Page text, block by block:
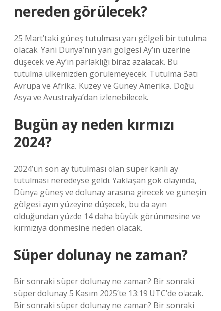
nereden görülecek?
25 Mart’taki güneş tutulması yarı gölgeli bir tutulma
olacak. Yani Dünya’nın yarı gölgesi Ay’ın üzerine
düşecek ve Ay’ın parlaklığı biraz azalacak. Bu
tutulma ülkemizden görülemeyecek. Tutulma Batı
Avrupa ve Afrika, Kuzey ve Güney Amerika, Doğu
Asya ve Avustralya’dan izlenebilecek.
Bugün ay neden kırmızı
2024?
2024’ün son ay tutulması olan süper kanlı ay
tutulması neredeyse geldi. Yaklaşan gök olayında,
Dünya güneş ve dolunay arasına girecek ve güneşin
gölgesi ayın yüzeyine düşecek, bu da ayın
olduğundan yüzde 14 daha büyük görünmesine ve
kırmızıya dönmesine neden olacak.
Süper dolunay ne zaman?
Bir sonraki süper dolunay ne zaman? Bir sonraki
süper dolunay 5 Kasım 2025’te 13:19 UTC’de olacak.
Bir sonraki süper dolunay ne zaman? Bir sonraki